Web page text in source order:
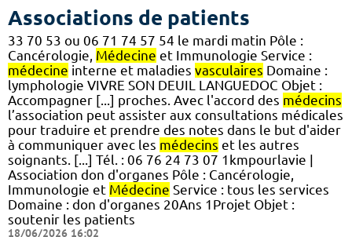
Associations de patients
33 70 53 ou 06 71 74 57 54 le mardi matin Pôle :
Cancérologie, Médecine et Immunologie Service :
médecine interne et maladies vasculaires Domaine :
lymphologie VIVRE SON DEUIL LANGUEDOC Objet :
Accompagner [...] proches. Avec l'accord des médecins
l’association peut assister aux consultations médicales
pour traduire et prendre des notes dans le but d'aider
à communiquer avec les médecins et les autres
soignants. [...] Tél. : 06 76 24 73 07 1kmpourlavie |
Association don d'organes Pôle : Cancérologie,
Immunologie et Médecine Service : tous les services
Domaine : don d'organes 20Ans 1Projet Objet :
soutenir les patients
18/06/2026 16:02